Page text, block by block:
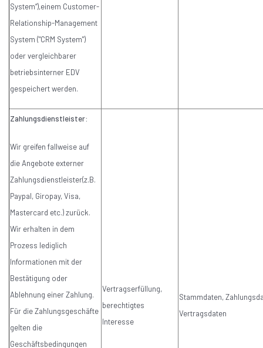
System“),einem Customer-
Relationship-Management
System ("CRM System")
oder vergleichbarer
betriebsinterner EDV
gespeichert werden.
Zahlungsdienstleister:
Wir greifen fallweise auf
die Angebote externer
Zahlungsdienstleister(z.B.
Paypal, Giropay, Visa,
Mastercard etc.) zurück.
Wir erhalten in dem
Prozess lediglich
Informationen mit der
Bestätigung oder
Ablehnung einer Zahlung.
Für die Zahlungsgeschäfte
gelten die
Geschäftsbedingungen
Vertragserfüllung,
berechtigtes
Interesse
Stammdaten,
Vertragsdaten